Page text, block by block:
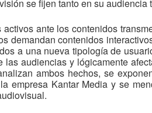
se fijen tanto en su
ante los contenidos
demandan contenidos
a una nueva tipología de
audiencias y lógicamente
ambos hechos, se
empresa Kantar Media y se